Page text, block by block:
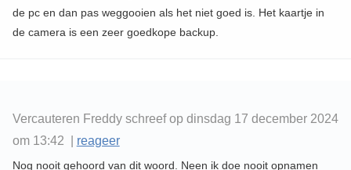
de pc en dan pas weggooien als het niet goed is. Het kaartje in
de camera is een zeer goedkope backup.
Vercauteren Freddy schreef op dinsdag 17 december 2024
om 13:42 | reageer
Nog nooit gehoord van dit woord. Neen ik doe nooit opnamen